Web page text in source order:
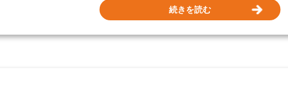
続きを読む